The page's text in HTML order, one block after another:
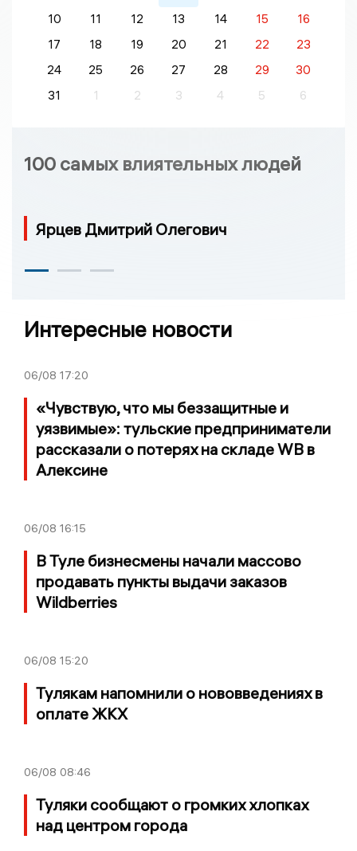
10
11 12 13 14 15
16
17
18 19 20 21 22
23
24
25 26 27 28 29
30
31
1 2 3 4 5 6
100 самых влиятельных людей
Ярцев Дмитрий Олегович
Интересные новости
06/08 17:20
«Чувствую, что мы беззащитные и
уязвимые»: тульские предприниматели
рассказали о потерях на складе WB в
Алексине
06/08 16:15
В Туле бизнесмены начали массово
продавать пункты выдачи заказов
Wildberries
06/08 15:20
Тулякам напомнили о нововведениях в
оплате ЖКХ
06/08 08:46
Туляки сообщают о громких хлопках
над центром города